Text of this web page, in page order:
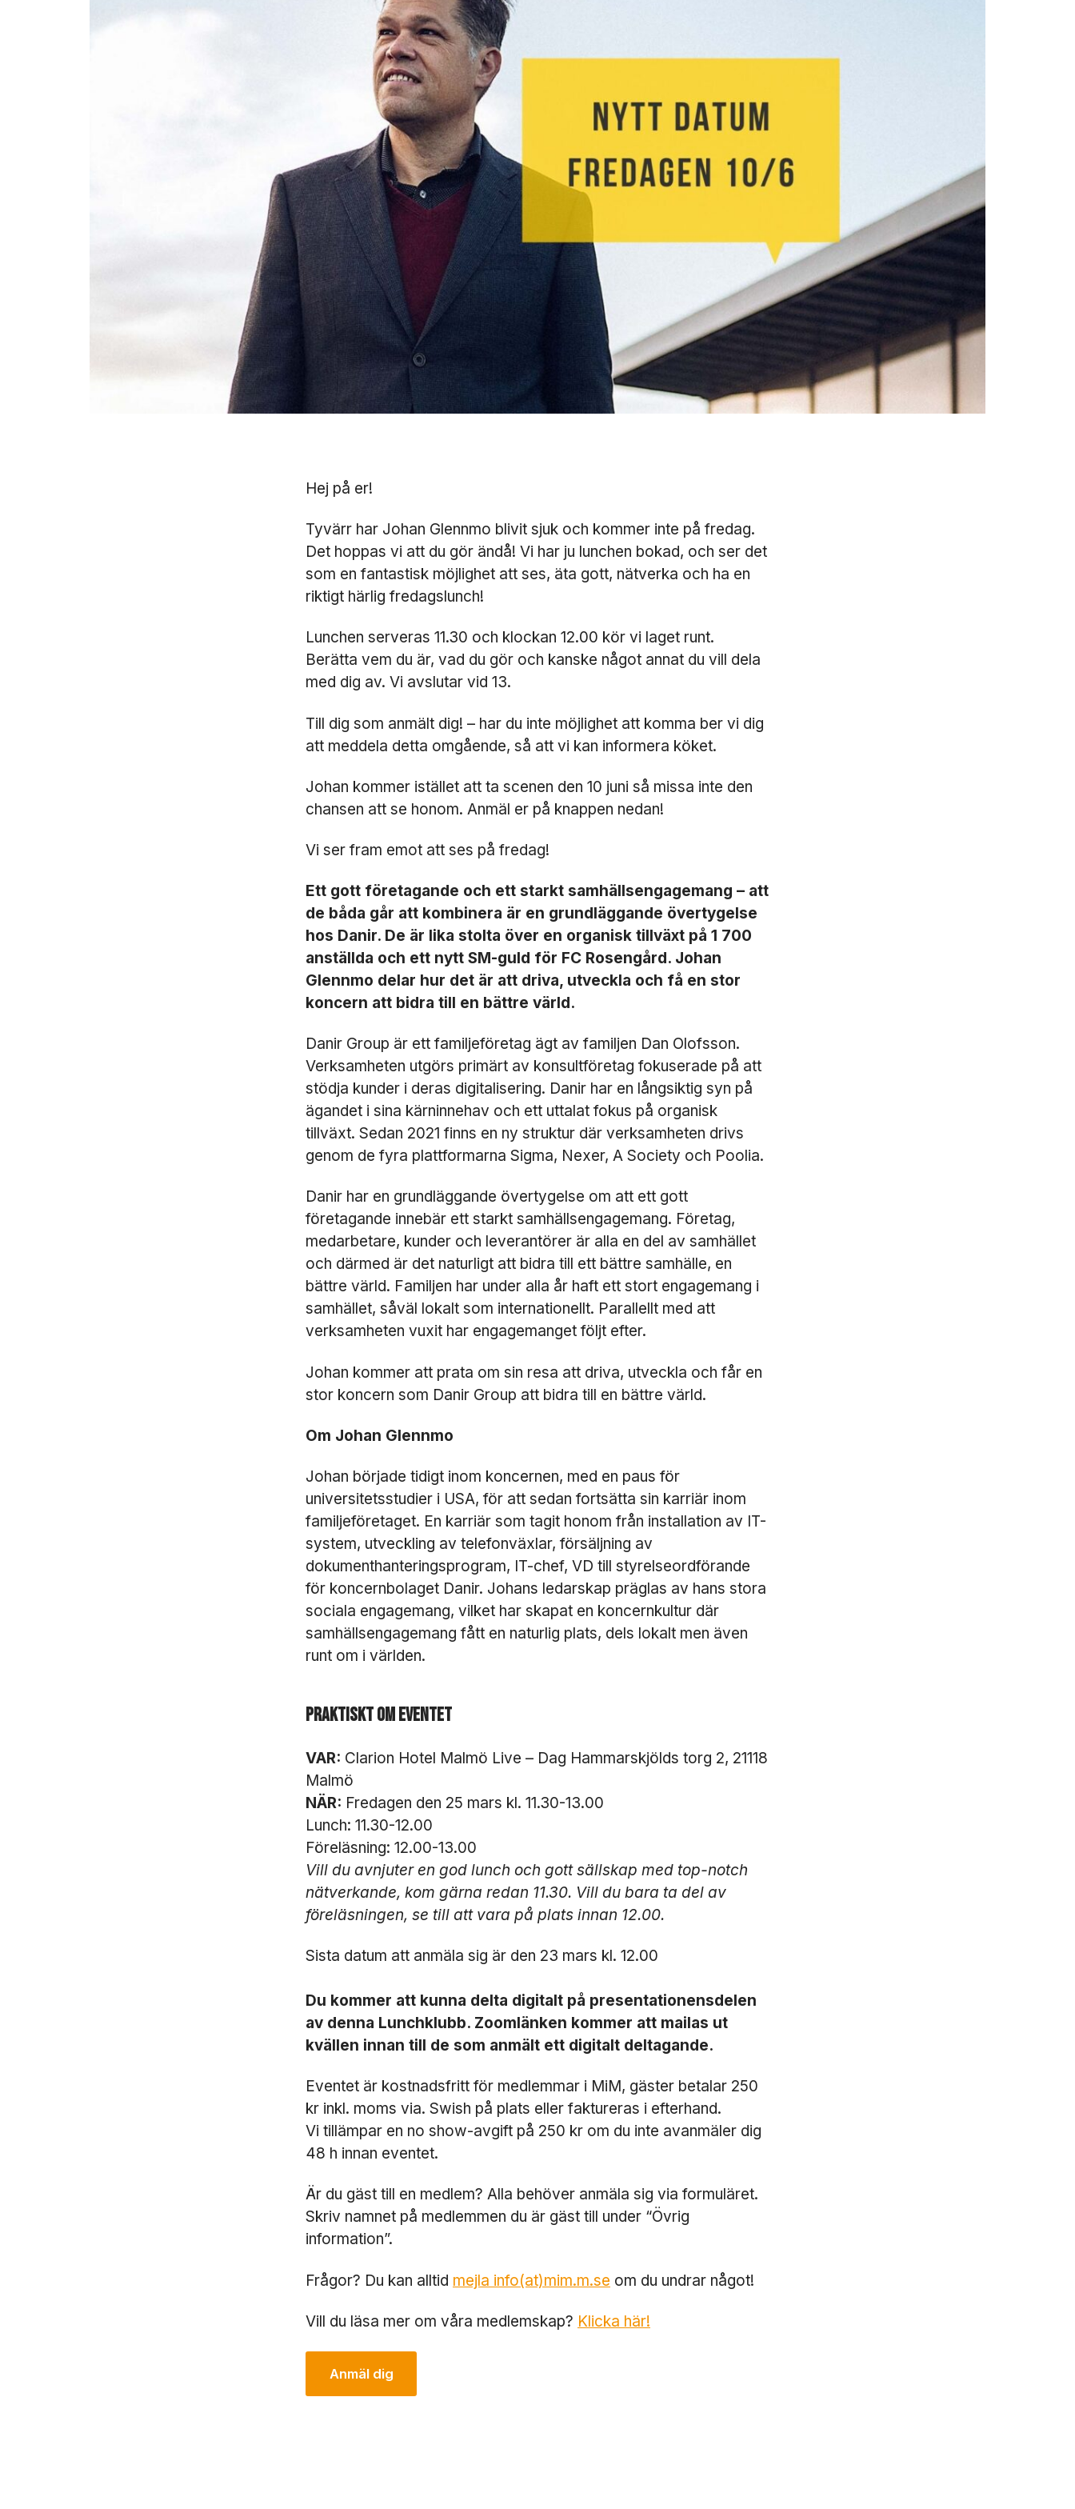
Hej på er!
Tyvärr har Johan Glennmo blivit sjuk och kommer inte på fredag.
Det hoppas vi att du gör ändå! Vi har ju lunchen bokad, och ser det
som en fantastisk möjlighet att ses, äta gott, nätverka och ha en
riktigt härlig fredagslunch!
Lunchen serveras 11.30 och klockan 12.00 kör vi laget runt.
Berätta vem du är, vad du gör och kanske något annat du vill dela
med dig av. Vi avslutar vid 13.
Till dig som anmält dig! – har du inte möjlighet att komma ber vi dig
att meddela detta omgående, så att vi kan informera köket.
Johan kommer istället att ta scenen den 10 juni så missa inte den
chansen att se honom. Anmäl er på knappen nedan!
Vi ser fram emot att ses på fredag!
Ett gott företagande och ett starkt samhällsengagemang – att
de båda går att kombinera är en grundläggande övertygelse
hos Danir. De är lika stolta över en organisk tillväxt på 1 700
anställda och ett nytt SM-guld för FC Rosengård. Johan
Glennmo delar hur det är att driva, utveckla och få en stor
koncern att bidra till en bättre värld.
Danir Group är ett familjeföretag ägt av familjen Dan Olofsson.
Verksamheten utgörs primärt av konsultföretag fokuserade på att
stödja kunder i deras digitalisering. Danir har en långsiktig syn på
ägandet i sina kärninnehav och ett uttalat fokus på organisk
tillväxt. Sedan 2021 finns en ny struktur där verksamheten drivs
genom de fyra plattformarna Sigma, Nexer, A Society och Poolia.
Danir har en grundläggande övertygelse om att ett gott
företagande innebär ett starkt samhällsengagemang. Företag,
medarbetare, kunder och leverantörer är alla en del av samhället
och därmed är det naturligt att bidra till ett bättre samhälle, en
bättre värld. Familjen har under alla år haft ett stort engagemang i
samhället, såväl lokalt som internationellt. Parallellt med att
verksamheten vuxit har engagemanget följt efter.
Johan kommer att prata om sin resa att driva, utveckla och får en
stor koncern som Danir Group att bidra till en bättre värld.
Om Johan Glennmo
Johan började tidigt inom koncernen, med en paus för
universitetsstudier i USA, för att sedan fortsätta sin karriär inom
familjeföretaget. En karriär som tagit honom från installation av IT-
system, utveckling av telefonväxlar, försäljning av
dokumenthanteringsprogram, IT-chef, VD till styrelseordförande
för koncernbolaget Danir. Johans ledarskap präglas av hans stora
sociala engagemang, vilket har skapat en koncernkultur där
samhällsengagemang fått en naturlig plats, dels lokalt men även
runt om i världen.
Praktiskt om eventet
VAR: Clarion Hotel Malmö Live – Dag Hammarskjölds torg 2, 21118
Malmö
NÄR: Fredagen den 25 mars kl. 11.30-13.00
Lunch: 11.30-12.00
Föreläsning: 12.00-13.00
Vill du avnjuter en god lunch och gott sällskap med top-notch
nätverkande, kom gärna redan 11.30. Vill du bara ta del av
föreläsningen, se till att vara på plats innan 12.00.
Sista datum att anmäla sig är den 23 mars kl. 12.00
Du kommer att kunna delta digitalt på presentationensdelen
av denna Lunchklubb. Zoomlänken kommer att mailas ut
kvällen innan till de som anmält ett digitalt deltagande.
Eventet är kostnadsfritt för medlemmar i MiM, gäster betalar 250
kr inkl. moms via. Swish på plats eller faktureras i efterhand.
Vi tillämpar en no show-avgift på 250 kr om du inte avanmäler dig
48 h innan eventet.
Är du gäst till en medlem? Alla behöver anmäla sig via formuläret.
Skriv namnet på medlemmen du är gäst till under “Övrig
information”.
Frågor? Du kan alltid mejla info(at)mim.m.se om du undrar något!
Vill du läsa mer om våra medlemskap? Klicka här!
Anmäl dig
N
ö
ä
n
d
g
a
D
s
a
k
k
o
r
å
in
t
e
äl
b
o
rt
D
e
b
h
a
e
a
n
ö
v
r
v
u
d
g
e
t
f
u
r